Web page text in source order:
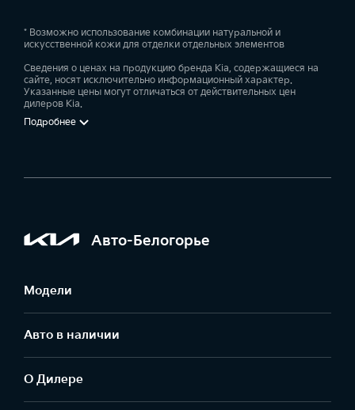
* Возможно использование комбинации натуральной и
искусственной кожи для отделки отдельных элементов
Сведения о ценах на продукцию бренда Kia, содержащиеся на
сайте, носят исключительно информационный характер.
Указанные цены могут отличаться от действительных цен
дилеров Kia.
Подробнее
Авто-Белогорье
Модели
Авто в наличии
О Дилере